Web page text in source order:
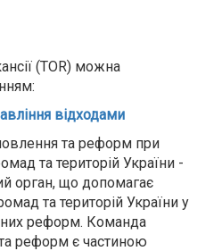
(TOR) можна
відходами
та реформ при
та територій України -
орган, що допомагає
та територій України у
реформ. Команда
реформ є частиною